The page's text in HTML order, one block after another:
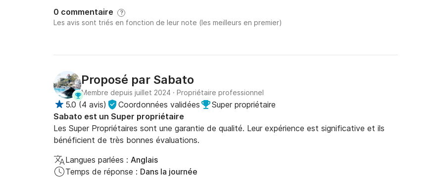
0 commentaire ?
Les avis sont triés en fonction de leur note (les meilleurs en premier)
Proposé par Sabato
Membre depuis juillet 2024 · Propriétaire professionnel
5.0 (4 avis) Coordonnées validées
Super propriétaire
Sabato est un Super propriétaire
Les Super Propriétaires sont une garantie de qualité. Leur expérience est significative et ils
bénéficient de très bonnes évaluations.
Langues parlées : Anglais
Temps de réponse : Dans la journée